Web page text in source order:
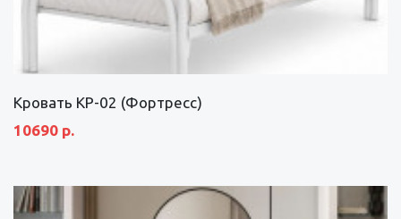
Кровать КР-02 (Фортресс)
10690 р.